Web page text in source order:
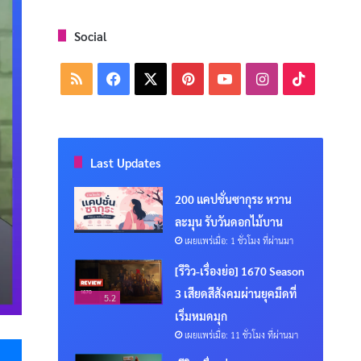
Messenger
Social
RSS Facebook PinterestYouTubeInstagram
Last Updates
200 แคปชั่นซากุระ หวาน
ละมุน รับวันดอกไม้บาน
เผยแพร่เมื่อ: 1 ชั่วโมง ที่ผ่านมา
5.2
[รีวิว-เรื่องย่อ] 1670 Season
3 เสียดสีสังคมผ่านยุคมืดที่
เริ่มหมดมุก
เผยแพร่เมื่อ: 11 ชั่วโมง ที่ผ่านมา